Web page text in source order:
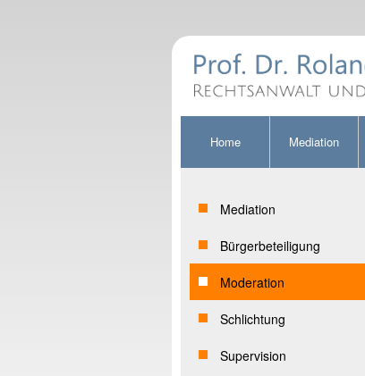
Home Mediation
Mediation
Bürgerbeteiligung
Moderation
Schlichtung
Supervision